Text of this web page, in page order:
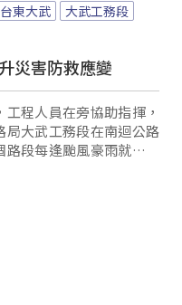
台東大武
大武工務段
災害防救應變
程人員在旁協助指揮，
局大武工務段在南迴公路
段每逢颱風豪雨就容易
排演練，因應未來不可